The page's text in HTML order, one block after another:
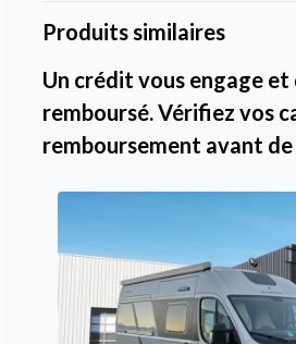
Produits similaires
Un crédit vous engage
remboursé. Vérifiez vos
remboursement avant de